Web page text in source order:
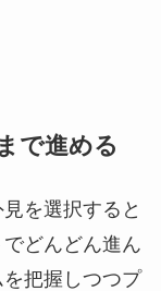
で進める
を選択すると
どんどん進ん
把握しつつプ